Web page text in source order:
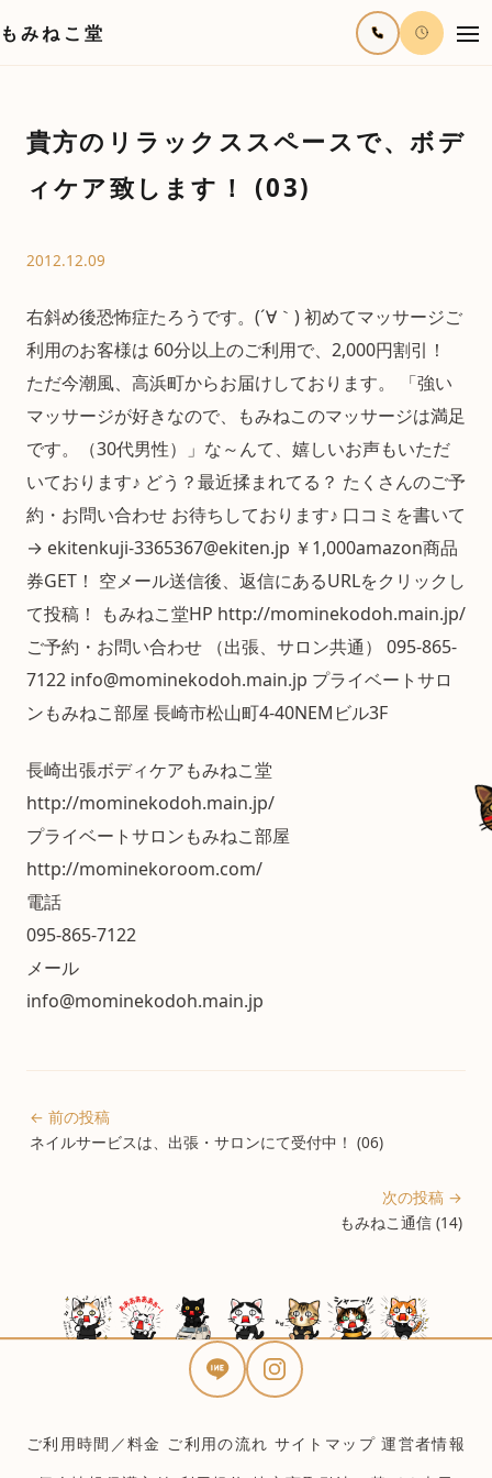
もみねこ堂
貴方のリラックススペースで、ボデ
ィケア致します！ (03)
2012.12.09
右斜め後恐怖症たろうです。(´∀｀) 初めてマッサージご
利用のお客様は 60分以上のご利用で、2,000円割引！
ただ今潮風、高浜町からお届けしております。 「強い
マッサージが好きなので、もみねこのマッサージは満足
です。（30代男性）」な～んて、嬉しいお声もいただ
いております♪ どう？最近揉まれてる？ たくさんのご予
約・お問い合わせ お待ちしております♪ 口コミを書いて
→ ekitenkuji-3365367@ekiten.jp ￥1,000amazon商品
券GET！ 空メール送信後、返信にあるURLをクリックし
て投稿！ もみねこ堂HP http://mominekodoh.main.jp/
ご予約・お問い合わせ （出張、サロン共通） 095-865-
7122 info@mominekodoh.main.jp プライベートサロ
ンもみねこ部屋 長崎市松山町4-40NEMビル3F
長崎出張ボディケアもみねこ堂
http://mominekodoh.main.jp/
プライベートサロンもみねこ部屋
http://mominekoroom.com/
電話
095-865-7122
メール
info@mominekodoh.main.jp
← 前の投稿
ネイルサービスは、出張・サロンにて受付中！ (06)
次の投稿 →
もみねこ通信 (14)
ご利用時間／料金 ご利用の流れ サイトマップ 運営者情報